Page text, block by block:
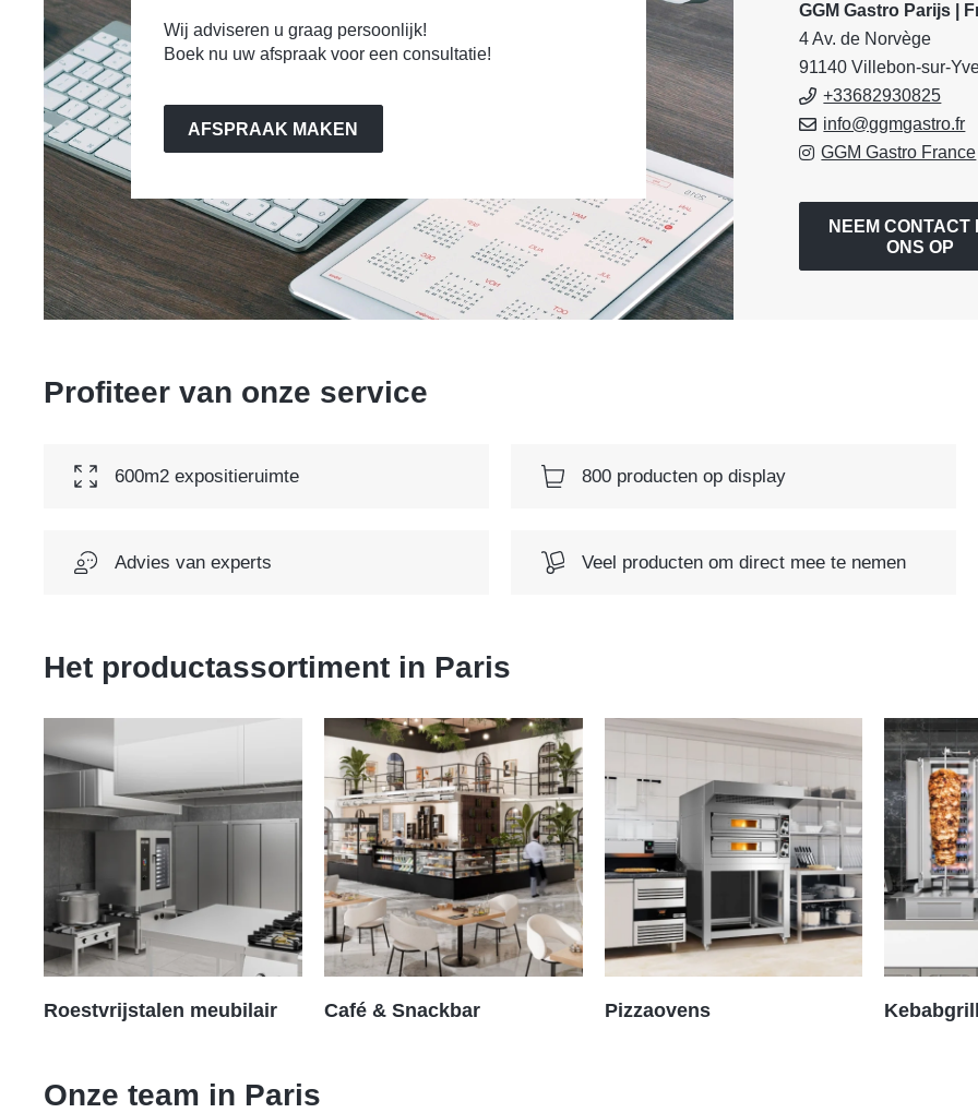
Wij adviseren u graag persoonlijk!
Boek nu uw afspraak voor een consultatie!
AFSPRAAK MAKEN
GGM Gastro Parijs |
4 Av. de Norvège
91140 Villebon-sur-
+33682930825
info@ggmgastro.fr
GGM Gastro France
NEEM CONTACT
ONS OP
Profiteer van onze service
600m2 expositieruimte 800 producten op display
Advies van experts Veel producten om direct mee te nemen
Het productassortiment in Paris
Roestvrijstalen meubilair Café & Snackbar Pizzaovens
Onze team in Paris